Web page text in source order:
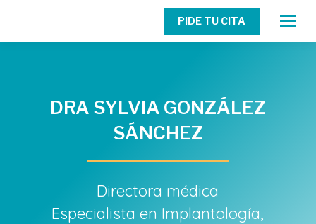
PIDE TU CITA
DRA SYLVIA GONZÁLEZ
SÁNCHEZ
Directora médica
Especialista en Implantología,